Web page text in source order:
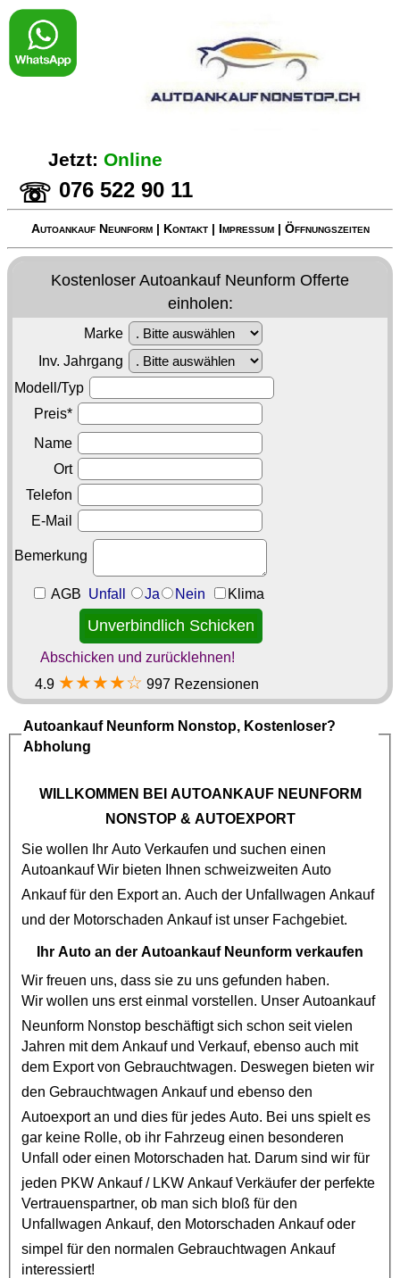
Jetzt: Online
☏ 076 522 90 11
Autoankauf Neunform| Kontakt| Impressum| Öffnungszeiten
Kostenloser Autoankauf Neunform Offerte
einholen:
Marke
Inv. Jahrgang
Modell/Typ
Preis*
Name
Ort
Telefon
E-Mail
Bemerkung
AGB Unfall Ja Nein Klima
Abschicken und zurücklehnen!
4.9 ★★★★☆ 997 Rezensionen
Autoankauf Neunform Nonstop, Kostenloser?
Abholung
WILLKOMMEN BEI AUTOANKAUF NEUNFORM
NONSTOP & AUTOEXPORT
Sie wollen Ihr Auto Verkaufen und suchen einen
AutoankaufWir bieten Ihnen schweizweiten Auto
Ankauf für den Export an. Auch der Unfallwagen Ankauf
und der Motorschaden Ankaufist unser Fachgebiet.
Ihr Auto an der Autoankauf Neunform verkaufen
Wir freuen uns, dass sie zu uns gefunden haben.
Wir wollen uns erst einmal vorstellen. Unser Autoankauf
Neunform Nonstop beschäftigt sich schon seit vielen
Jahren mit dem Ankauf und Verkauf, ebenso auch mit
dem Export von Gebrauchtwagen. Deswegen bieten wir
den Gebrauchtwagen Ankaufund ebenso den
Autoexportan und dies für jedes Auto. Bei uns spielt es
gar keine Rolle, ob ihr Fahrzeug einen besonderen
Unfall oder einen Motorschaden hat. Darum sind wir für
jeden PKW Ankauf/ LKW AnkaufVerkäufer der perfekte
Vertrauenspartner, ob man sich bloß für den
Unfallwagen Ankauf, den Motorschaden Ankaufoder
simpel für den normalen Gebrauchtwagen Ankauf
interessiert!